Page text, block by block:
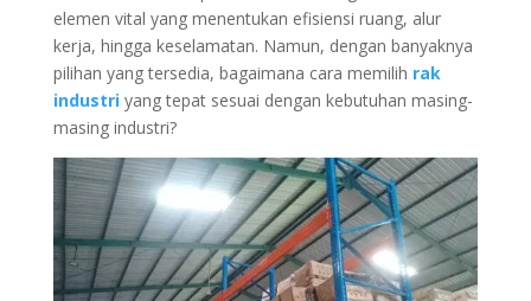
elemen vital yang menentukan efisiensi ruang, alur
kerja, hingga keselamatan. Namun, dengan banyaknya
pilihan yang tersedia, bagaimana cara memilih rak
industriyang tepat sesuai dengan kebutuhan masing-
masing industri?